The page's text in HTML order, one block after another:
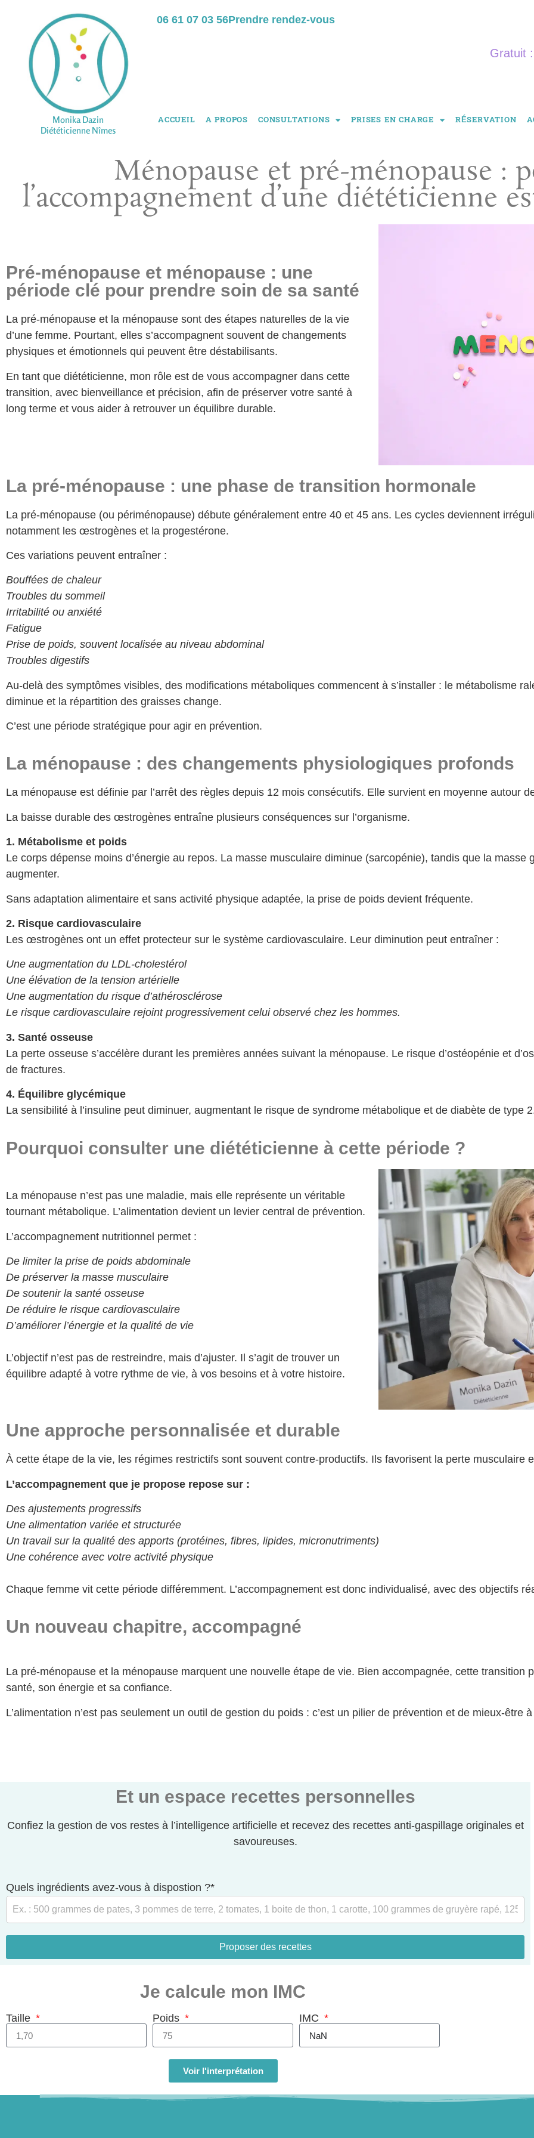
Monika Dazin
Diététicienne Nîmes
06 61 07 03 56Prendre rendez-vous
Gratuit
ACCUEIL A PROPOS CONSULTATIONS PRISES EN CHARGE RÉSERVATION
Ménopause et pré-ménopause :
l’accompagnement d’une diététicienne
Pré-ménopause et ménopause : une
période clé pour prendre soin de sa santé
La pré-ménopause et la ménopause sont des étapes naturelles de la vie
d’une femme. Pourtant, elles s’accompagnent souvent de changements
physiques et émotionnels qui peuvent être déstabilisants.
En tant que diététicienne, mon rôle est de vous accompagner dans cette
transition, avec bienveillance et précision, afin de préserver votre santé à
long terme et vous aider à retrouver un équilibre durable.
La pré-ménopause : une phase de transition hormonale
La pré-ménopause (ou périménopause) débute généralement entre 40 et 45 ans. Les cycles deviennent
notamment les œstrogènes et la progestérone.
Ces variations peuvent entraîner :
Bouffées de chaleur
Troubles du sommeil
Irritabilité ou anxiété
Fatigue
Prise de poids, souvent localisée au niveau abdominal
Troubles digestifs
Au-delà des symptômes visibles, des modifications métaboliques commencent à s’installer : le métabolisme
diminue et la répartition des graisses change.
C’est une période stratégique pour agir en prévention.
La ménopause : des changements physiologiques profonds
La ménopause est définie par l’arrêt des règles depuis 12 mois consécutifs. Elle survient en moyenne autour
La baisse durable des œstrogènes entraîne plusieurs conséquences sur l’organisme.
1. Métabolisme et poids
Le corps dépense moins d’énergie au repos. La masse musculaire diminue (sarcopénie), tandis que la
augmenter.
Sans adaptation alimentaire et sans activité physique adaptée, la prise de poids devient fréquente.
2. Risque cardiovasculaire
Les œstrogènes ont un effet protecteur sur le système cardiovasculaire. Leur diminution peut entraîner :
Une augmentation du LDL-cholestérol
Une élévation de la tension artérielle
Une augmentation du risque d’athérosclérose
Le risque cardiovasculaire rejoint progressivement celui observé chez les hommes.
3. Santé osseuse
La perte osseuse s’accélère durant les premières années suivant la ménopause. Le risque d’ostéopénie et
de fractures.
4. Équilibre glycémique
La sensibilité à l’insuline peut diminuer, augmentant le risque de syndrome métabolique et de diabète de type
Pourquoi consulter une diététicienne à cette période ?
La ménopause n’est pas une maladie, mais elle représente un véritable
tournant métabolique. L’alimentation devient un levier central de prévention.
L’accompagnement nutritionnel permet :
De limiter la prise de poids abdominale
De préserver la masse musculaire
De soutenir la santé osseuse
De réduire le risque cardiovasculaire
D’améliorer l’énergie et la qualité de vie
L’objectif n’est pas de restreindre, mais d’ajuster. Il s’agit de trouver un
équilibre adapté à votre rythme de vie, à vos besoins et à votre histoire.
Une approche personnalisée et durable
À cette étape de la vie, les régimes restrictifs sont souvent contre-productifs. Ils favorisent la perte musculaire
L’accompagnement que je propose repose sur :
Des ajustements progressifs
Une alimentation variée et structurée
Un travail sur la qualité des apports (protéines, fibres, lipides, micronutriments)
Une cohérence avec votre activité physique
Chaque femme vit cette période différemment. L’accompagnement est donc individualisé, avec des objectifs
Un nouveau chapitre, accompagné
La pré-ménopause et la ménopause marquent une nouvelle étape de vie. Bien accompagnée, cette transition
santé, son énergie et sa confiance.
L’alimentation n’est pas seulement un outil de gestion du poids : c’est un pilier de prévention et de mieux-être
Et un espace recettes personnelles
Confiez la gestion de vos restes à l’intelligence artificielle et recevez des recettes anti-gaspillage originales et
savoureuses.
Quels ingrédients avez-vous à dispostion ?*
Proposer des recettes
Je calcule mon IMC
Taille Poids IMC
Calculez
Voir l'interprétation